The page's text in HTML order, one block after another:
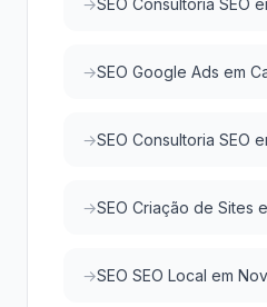
SEO Consultoria SEO
SEO Google Ads em
SEO Consultoria SEO
SEO Criação de Sites
SEO SEO Local em